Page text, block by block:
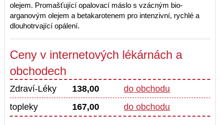
olejem. Promašťující opalovací máslo s vzácným bio-
arganovým olejem a betakarotenem pro intenzivní, rychlé a
dlouhotrvající opálení.
Ceny v internetových lékárnách a
obchodech
Zdraví-Léky 138,00
do obchodu
topleky
167,00 do obchodu